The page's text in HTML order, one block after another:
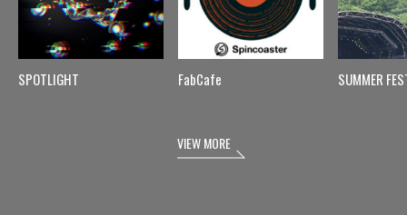
SPOTLIGHT FabCafe SUMMER
VIEW MORE